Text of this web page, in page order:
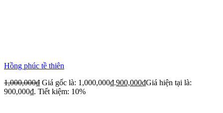
Hồng phúc tề thiên
1,000,000₫ Giá gốc là: 1,000,000₫.900,000₫Giá hiện tại là:
900,000₫. Tiết kiệm: 10%